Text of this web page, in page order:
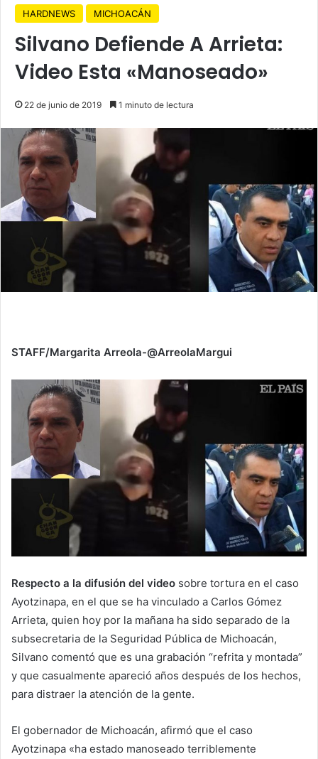
HARDNEWS MICHOACÁN
Silvano Defiende A Arrieta:
Video Esta «Manoseado»
22 de junio de 2019 1 minuto de lectura
STAFF/Margarita Arreola-@ArreolaMargui
Respecto a la difusión del video sobre tortura en el caso
Ayotzinapa, en el que se ha vinculado a Carlos Gómez
Arrieta, quien hoy por la mañana ha sido separado de la
subsecretaria de la Seguridad Pública de Michoacán,
Silvano comentó que es una grabación “refrita y montada”
y que casualmente apareció años después de los hechos,
para distraer la atención de la gente.
El gobernador de Michoacán, afirmó que el caso
Ayotzinapa «ha estado manoseado terriblemente